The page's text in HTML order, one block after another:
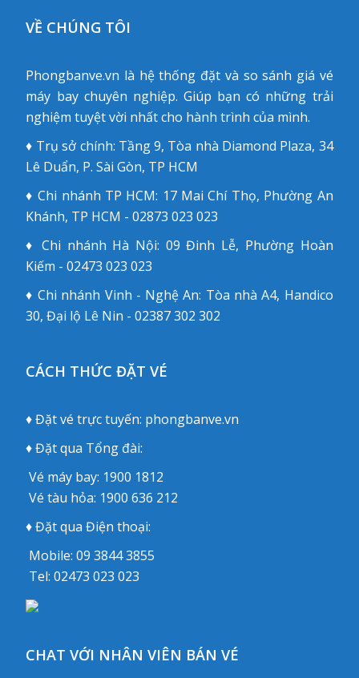
VỀ CHÚNG TÔI
Phongbanve.vn là hệ thống đặt và so sánh giá vé
máy bay chuyên nghiệp. Giúp bạn có những trải
nghiệm tuyệt vời nhất cho hành trình của mình.
♦ Trụ sở chính: Tầng 9, Tòa nhà Diamond Plaza, 34
Lê Duẩn, P. Sài Gòn, TP HCM
♦ Chi nhánh TP HCM: 17 Mai Chí Thọ, Phường An
Khánh, TP HCM - 02873 023 023
♦ Chi nhánh Hà Nội: 09 Đinh Lễ, Phường Hoàn
Kiếm - 02473 023 023
♦ Chi nhánh Vinh - Nghệ An: Tòa nhà A4, Handico
30, Đại lộ Lê Nin - 02387 302 302
CÁCH THỨC ĐẶT VÉ
♦ Đặt vé trực tuyến: phongbanve.vn
♦ Đặt qua Tổng đài:
Vé máy bay: 1900 1812
Vé tàu hỏa: 1900 636 212
♦ Đặt qua Điện thoại:
Mobile:09 3844 3855
Tel:02473 023 023
CHAT VỚI NHÂN VIÊN BÁN VÉ